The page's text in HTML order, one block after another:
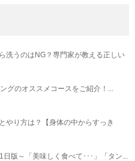
洗うのはNG？専門家が教える正しい
グのオススメコースをご紹介！...
やり方は？【身体の中からすっき
版～「美味しく食べて･･･」「タン...